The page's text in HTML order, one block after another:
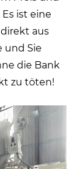
ist eine
aus
und Sie
die Bank
zu töten!